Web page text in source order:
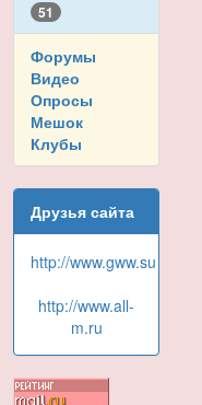
51
Форумы
Видео
Опросы
Мешок
Клубы
Друзья сайта
http://www.gww.su
http://www.all-
m.ru